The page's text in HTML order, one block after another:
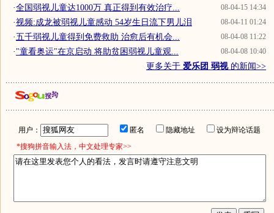
08-04-15 14:34
·全国弱视儿童达1000万 真正得到有效治疗...
08-04-11 01:24
·视频:成龙被弱视儿童感动 54岁生日流下男儿泪
08-04-08 11:22
·五千弱视儿童得到免费救助 治愈后有机会...
08-04-08 10:40
·"童看奥运"在京启动 将助贫困弱视儿童观...
更多关于 爱乐团 弱视的新闻>>
用户： 匿名 隐藏地址
设为辩论话题
*搜狗拼音输入法，中文处理专家>>